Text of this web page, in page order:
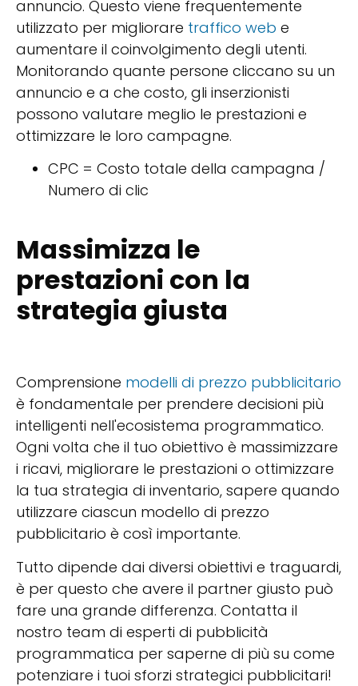
annuncio. Questo viene frequentemente
utilizzato per migliorare traffico web e
aumentare il coinvolgimento degli utenti.
Monitorando quante persone cliccano su un
annuncio e a che costo, gli inserzionisti
possono valutare meglio le prestazioni e
ottimizzare le loro campagne.
CPC = Costo totale della campagna /
Numero di clic
Massimizza le
prestazioni con la
strategia giusta
Comprensione modelli di prezzo pubblicitario
è fondamentale per prendere decisioni più
intelligenti nell'ecosistema programmatico.
Ogni volta che il tuo obiettivo è massimizzare
i ricavi, migliorare le prestazioni o ottimizzare
la tua strategia di inventario, sapere quando
utilizzare ciascun modello di prezzo
pubblicitario è così importante.
Tutto dipende dai diversi obiettivi e traguardi,
è per questo che avere il partner giusto può
fare una grande differenza. Contatta il
nostro team di esperti di pubblicità
programmatica per saperne di più su come
potenziare i tuoi sforzi strategici pubblicitari!